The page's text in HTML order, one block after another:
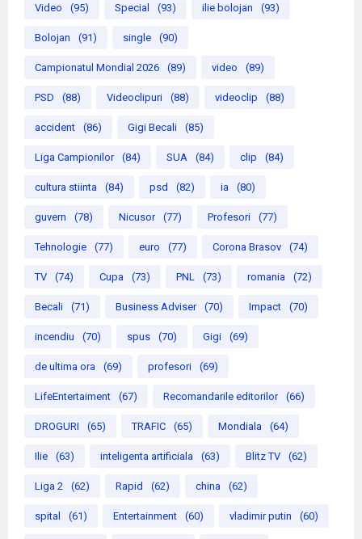
Video (95) Special (93) ilie bolojan (93)
Bolojan (91) single (90)
Campionatul Mondial 2026 (89) video (89)
PSD (88) Videoclipuri (88) videoclip (88)
accident (86) Gigi Becali (85)
Liga Campionilor (84) SUA (84) clip (84)
cultura stiinta (84) psd (82) ia (80)
guvern (78) Nicusor (77) Profesori (77)
Tehnologie (77) euro (77) Corona Brasov (74)
TV (74) Cupa (73) PNL (73) romania (72)
Becali (71) Business Adviser (70) Impact (70)
incendiu (70) spus (70) Gigi (69)
de ultima ora (69) profesori (69)
LifeEntertaiment (67) Recomandarile editorilor (66)
DROGURI (65) TRAFIC (65) Mondiala (64)
Ilie (63) inteligenta artificiala (63) Blitz TV (62)
Liga 2 (62) Rapid (62) china (62)
spital (61) Entertainment (60) vladimir putin (60)